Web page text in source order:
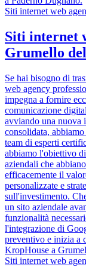
Siti internet web
Siti internet
Grumello
Se hai bisogno di
web agency
impegna a fornire
comunicazione
avviando una nuova
consolidata,
team di esperti
abbiamo l'obiettivo
aziendali che
efficacemente il
personalizzate e
sull'investimento.
un sito aziendale
funzionalità
l'integrazione di
preventivo e inizia a
KropHouse a
Siti internet web